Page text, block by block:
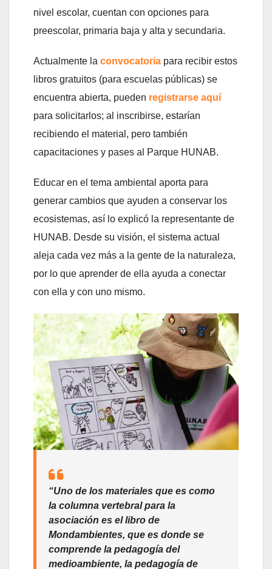
nivel escolar, cuentan con opciones para
preescolar, primaria baja y alta y secundaria.
Actualmente la convocatoria para recibir estos
libros gratuitos (para escuelas públicas) se
encuentra abierta, pueden registrarse aquí
para solicitarlos; al inscribirse, estarían
recibiendo el material, pero también
capacitaciones y pases al Parque HUNAB.
Educar en el tema ambiental aporta para
generar cambios que ayuden a conservar los
ecosistemas, así lo explicó la representante de
HUNAB. Desde su visión, el sistema actual
aleja cada vez más a la gente de la naturaleza,
por lo que aprender de ella ayuda a conectar
con ella y con uno mismo.
“Uno de los materiales que es como
la columna vertebral para la
asociación es el libro de
Mondambientes, que es donde se
comprende la pedagogía del
medioambiente, la pedagogía de